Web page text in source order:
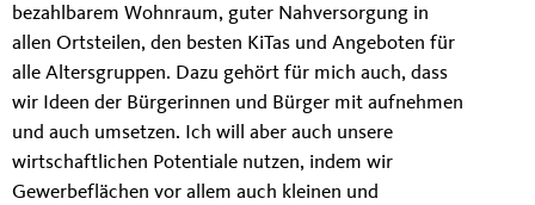
bezahlbarem Wohnraum, guter Nahversorgung in
allen Ortsteilen, den besten KiTas und Angeboten für
alle Altersgruppen. Dazu gehört für mich auch, dass
wir Ideen der Bürgerinnen und Bürger mit aufnehmen
und auch umsetzen. Ich will aber auch unsere
wirtschaftlichen Potentiale nutzen, indem wir
Gewerbeflächen vor allem auch kleinen und